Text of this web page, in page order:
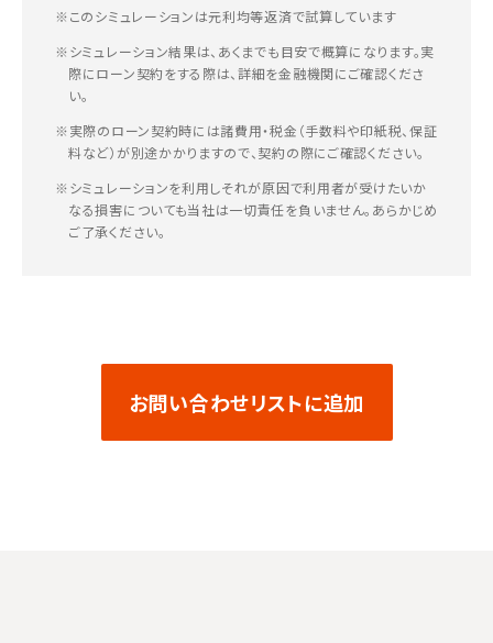
※このシミュレーションは元利均等返済で試算しています
※シミュレーション結果は、あくまでも目安で概算になります。実
際にローン契約をする際は、詳細を金融機関にご確認くださ
い。
※実際のローン契約時には諸費用・税金（手数料や印紙税、保証
料など）が別途かかりますので、契約の際にご確認ください。
※シミュレーションを利用しそれが原因で利用者が受けたいか
なる損害についても当社は一切責任を負いません。あらかじめ
ご了承ください。
お問い合わせリストに追加